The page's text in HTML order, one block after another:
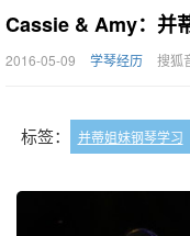
Cassie & Amy：并
2016-05-09 学琴经历 搜狐
标签： 并蒂姐妹钢琴学习